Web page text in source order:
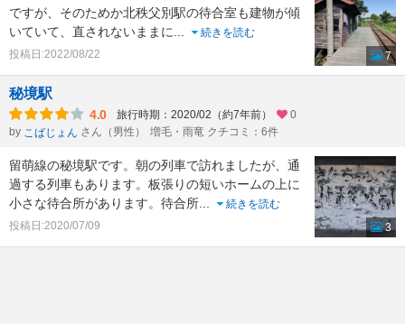
ですが、そのためか北秩父別駅の待合室も建物が傾
いていて、直されないままに...
続きを読む
投稿日:2022/08/22
7
秘境駅
4.0 旅行時期：2020/02（約7年前）
0
by こばじょん さん（男性） 増毛・雨竜 クチコミ：6件
留萌線の秘境駅です。朝の列車で訪れましたが、通
過する列車もあります。板張りの短いホームの上に
小さな待合所があります。待合所...
続きを読む
投稿日:2020/07/09
3